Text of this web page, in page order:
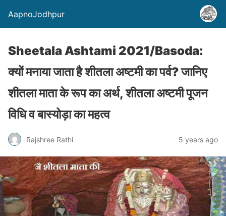
AapnoJodhpur
Sheetala Ashtami 2021/Basoda:
क्यों मनाया जाता है शीतला अष्टमी का पर्व? जानिए
शीतला माता के रूप का अर्थ, शीतला अष्टमी पूजन
विधि व बास्योड़ा का महत्व
Rajshree Rathi 5 years ago